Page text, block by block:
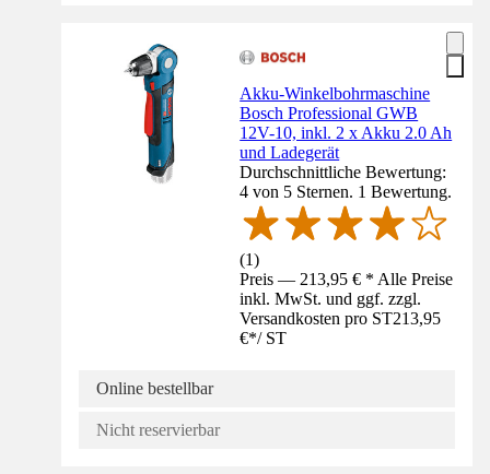
Akku-Winkelbohrmaschine
Bosch Professional GWB
12V-10, inkl. 2 x Akku 2.0 Ah
und Ladegerät
Durchschnittliche Bewertung:
4 von 5 Sternen. 1 Bewertung.
(1)
Preis — 213,95 € * Alle Preise
inkl. MwSt. und ggf. zzgl.
Versandkosten pro ST213,95
€*/ ST
Online bestellbar
Nicht reservierbar